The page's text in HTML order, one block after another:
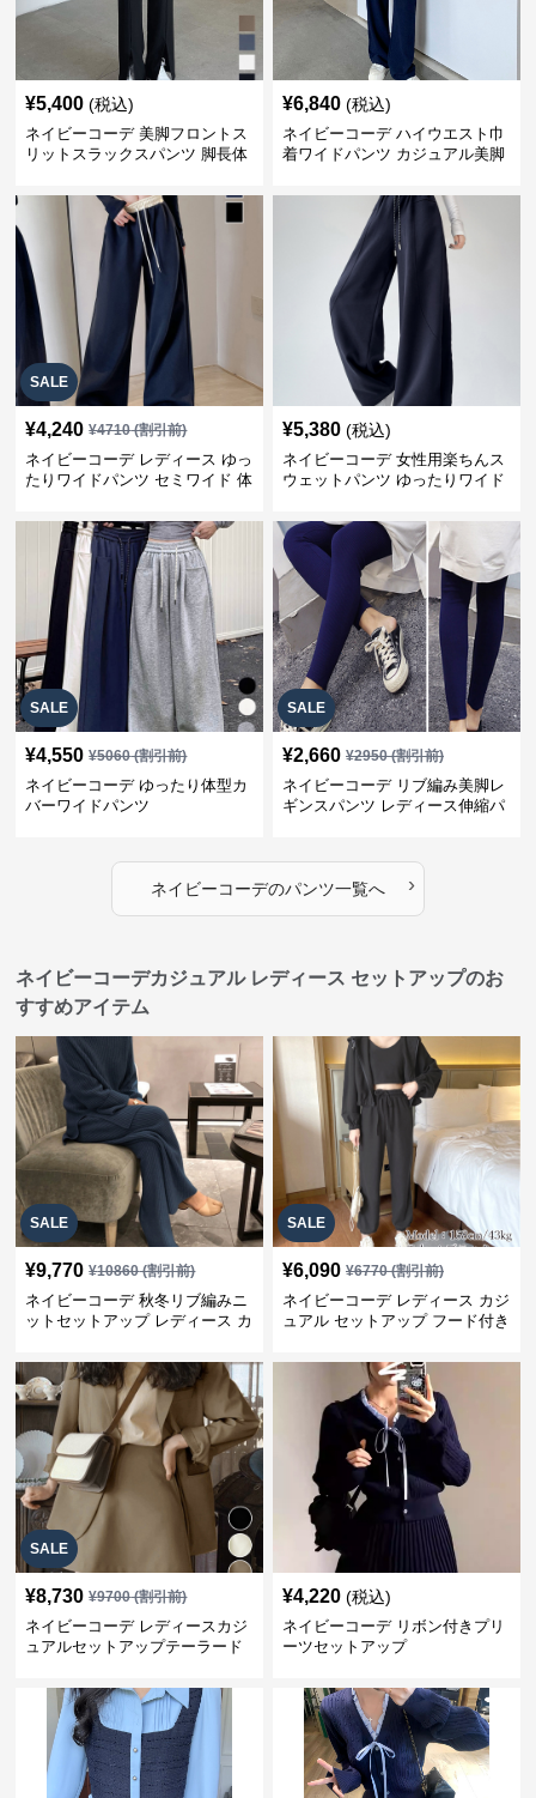
¥5,400 (税込)
ネイビーコーデ 美脚フロントス
リットスラックスパンツ 脚長体
¥6,840 (税込)
ネイビーコーデ ハイウエスト巾
着ワイドパンツ カジュアル美脚
SALE
¥4,240 ¥4710(割引前)
ネイビーコーデ レディース ゆっ
たりワイドパンツ セミワイド 体
¥5,380 (税込)
ネイビーコーデ 女性用楽ちんス
ウェットパンツ ゆったりワイド
SALE
¥4,550 ¥5060(割引前)
ネイビーコーデ ゆったり体型カ
バーワイドパンツ
SALE
¥2,660 ¥2950(割引前)
ネイビーコーデ リブ編み美脚レ
ギンスパンツ レディース伸縮パ
ネイビーコーデのパンツ一覧へ ›
ネイビーコーデカジュアル レディース セットアップのお
すすめアイテム
SALE
¥9,770 ¥10860(割引前)
ネイビーコーデ 秋冬リブ編みニ
ットセットアップ レディース カ
SALE
¥6,090 ¥6770(割引前)
ネイビーコーデ レディース カジ
ュアル セットアップ フード付き
SALE
¥8,730 ¥9700(割引前)
ネイビーコーデ レディースカジ
ュアルセットアップテーラード
¥4,220 (税込)
ネイビーコーデ リボン付きプリ
ーツセットアップ